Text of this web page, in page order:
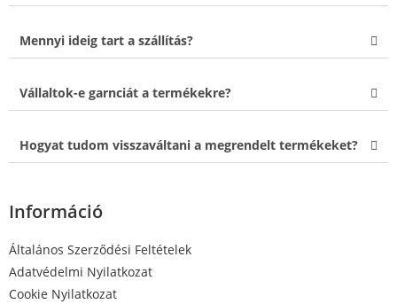
Mennyi ideig tart a szállítás?
Vállaltok-e garnciát a termékekre?
Hogyat tudom visszaváltani a megrendelt termékeket?
Információ
Általános Szerződési Feltételek
Adatvédelmi Nyilatkozat
Cookie Nyilatkozat